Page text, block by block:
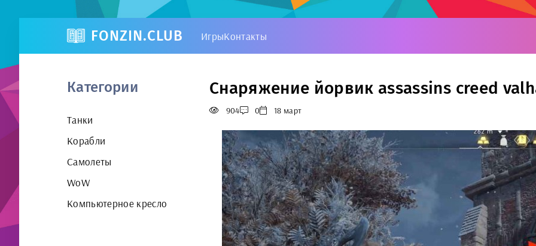
FONZIN.CLUB ИгрыКонтакты
Категории
Танки
Корабли
Самолеты
WoW
Компьютерное кресло
Снаряжение йорвик assassins creed
904 0 18 март